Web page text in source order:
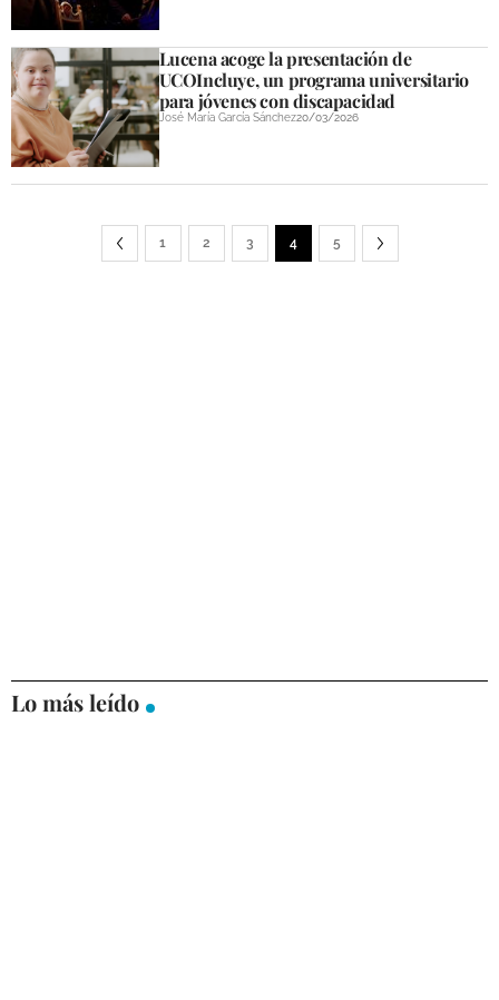
Lucena acoge la presentación de
UCOIncluye, un programa universitario
para jóvenes con discapacidad
José María García Sánchez20/03/2026
1 2 3 4 5
Lo más leído